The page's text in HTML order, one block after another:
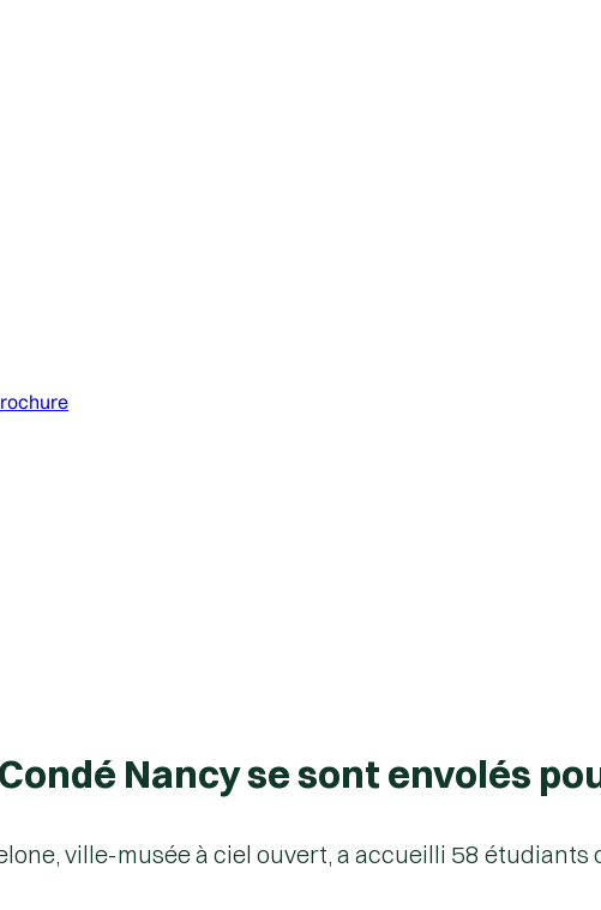
Nancy se sont envolés
ville-musée à ciel ouvert, a accueilli 58 étudiants